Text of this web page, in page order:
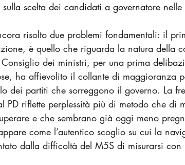
scelta dei candidati a governatore nelle
risolto due problemi fondamentali: il
è quello che riguarda la natura della
dei ministri, per una prima
ha affievolito il collante di maggioranza
dei partiti che sorreggono il governo. La
PD riflette perplessità più di metodo che di
e che sembrano già oggi meno
come l’autentico scoglio su cui la
dalla difficoltà del M5S di misurarsi con